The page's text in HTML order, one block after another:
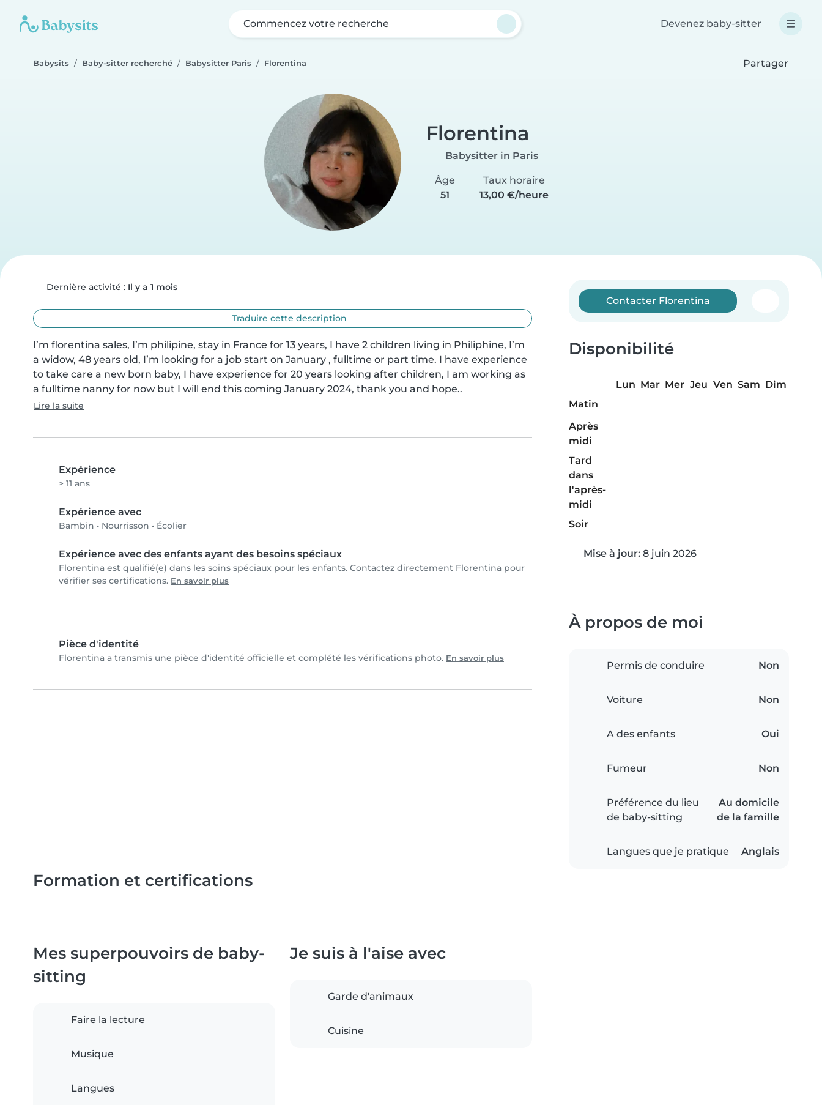
Commencez votre recherche Devenez baby-sitter
Babysits Baby-sitter recherché Babysitter Paris Florentina Partager
Florentina
Babysitter in Paris
Âge
51
Taux horaire
13,00 €/heure
Dernière activité : Il y a 1 mois
Traduire cette description
I’m florentina sales, I’m philipine, stay in France for 13 years, I have 2 children living in Philiphine, I’m
a widow, 48 years old, I’m looking for a job start on January , fulltime or part time. I have experience
to take care a new born baby, I have experience for 20 years looking after children, I am working as
a fulltime nanny for now but I will end this coming January 2024, thank you and hope..
Lire la suite
Expérience
> 11 ans
Expérience avec
Bambin • Nourrisson • Écolier
Expérience avec des enfants ayant des besoins spéciaux
Florentina est qualifié(e) dans les soins spéciaux pour les enfants. Contactez directement Florentina pour
vérifier ses certifications. En savoir plus
Pièce d'identité
Florentina a transmis une pièce d'identité officielle et complété les vérifications photo. En savoir plus
Contacter Florentina
Disponibilité
Lun Mar Mer Jeu Ven Sam Dim
Matin
Après
midi
Tard
dans
l'après-
midi
Soir
Mise à jour: 8 juin 2026
À propos de moi
Permis de conduire Non
Voiture Non
A des enfants Oui
Fumeur Non
Préférence du lieu
de baby-sitting
Au domicile
de la famille
Langues que je pratique Anglais
Formation et certifications
Mes superpouvoirs de baby-
sitting
Faire la lecture
Musique
Langues
Je suis à l'aise avec
Garde d'animaux
Cuisine